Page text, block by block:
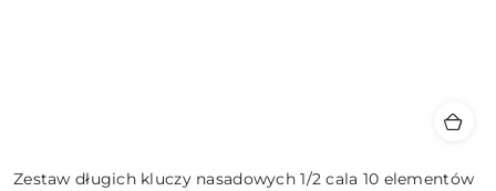
Zestaw długich kluczy nasadowych 1/2 cala 10 elementów